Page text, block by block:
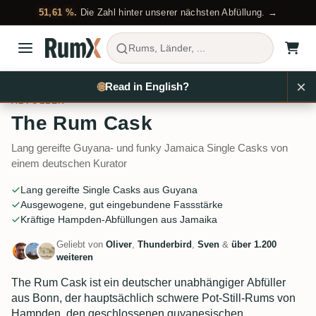
51,61 %. Die Zahl hinter unserer nächsten Abfüllung. →
Rums, Länder, ...
Abfüller The Rum Cask
ABFÜLLER
The Rum Cask
Lang gereifte Guyana- und funky Jamaica Single Casks von
einem deutschen Kurator
Lang gereifte Single Casks aus Guyana
Ausgewogene, gut eingebundene Fassstärke
Kräftige Hampden-Abfüllungen aus Jamaika
Geliebt von Oliver, Thunderbird , Sven & über 1.200
weiteren
The Rum Cask ist ein deutscher unabhängiger Abfüller
aus Bonn, der hauptsächlich schwere Pot-Still-Rums von
Hampden, den geschlossenen guyanesischen
🌐Read in English? ×